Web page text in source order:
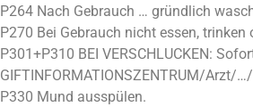
P264 Nach Gebrauch … gründlich
P270 Bei Gebrauch nicht essen, trinken
P301+P310 BEI VERSCHLUCKEN:
GIFTINFORMATIONSZENTRUM/Arzt/
P330 Mund ausspülen.